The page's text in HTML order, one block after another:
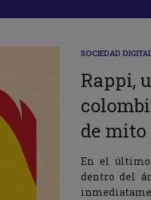
SOCIEDAD
Rappi,
de
En el último
dentro del